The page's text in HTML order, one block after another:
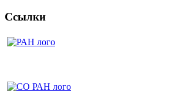
Ссылки